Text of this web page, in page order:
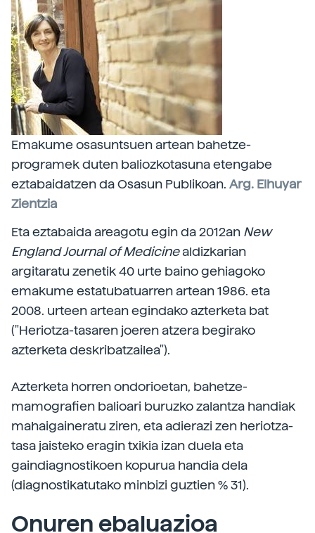
Emakume osasuntsuen artean bahetze-
programek duten baliozkotasuna etengabe
eztabaidatzen da Osasun Publikoan. Arg. Elhuyar
Zientzia
Eta eztabaida areagotu egin da 2012an New
England Journal of Medicinealdizkarian
argitaratu zenetik 40 urte baino gehiagoko
emakume estatubatuarren artean 1986. eta
2008. urteen artean egindako azterketa bat
("Heriotza-tasaren joeren atzera begirako
azterketa deskribatzailea").
Azterketa horren ondorioetan, bahetze-
mamografien balioari buruzko zalantza handiak
mahaigaineratu ziren, eta adierazi zen heriotza-
tasa jaisteko eragin txikia izan duela eta
gaindiagnostikoen kopurua handia dela
(diagnostikatutako minbizi guztien % 31).
Onuren ebaluazioa